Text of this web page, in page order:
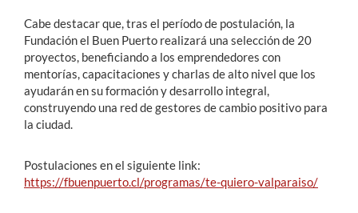
Cabe destacar que, tras el período de postulación, la
Fundación el Buen Puerto realizará una selección de 20
proyectos, beneficiando a los emprendedores con
mentorías, capacitaciones y charlas de alto nivel que los
ayudarán en su formación y desarrollo integral,
construyendo una red de gestores de cambio positivo para
la ciudad.
Postulaciones en el siguiente link:
https://fbuenpuerto.cl/programas/te-quiero-valparaiso/